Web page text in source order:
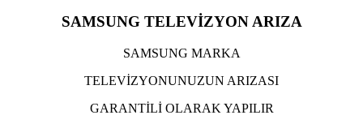
SAMSUNG TELEVİZYON ARIZA
SAMSUNG MARKA
TELEVİZYONUNUZUN ARIZASI
GARANTİLİ OLARAK YAPILIR